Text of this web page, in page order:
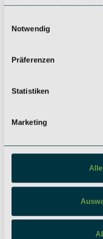
haben oder die sie im
Notwendig
Präferenzen
Statistiken
Marketing
04105 Leipzig
+49 (0) 341 / 561 530 - 0
Zinshaus Investments
10719 Berlin
berlin@saeger-cie.com
LinkedIn